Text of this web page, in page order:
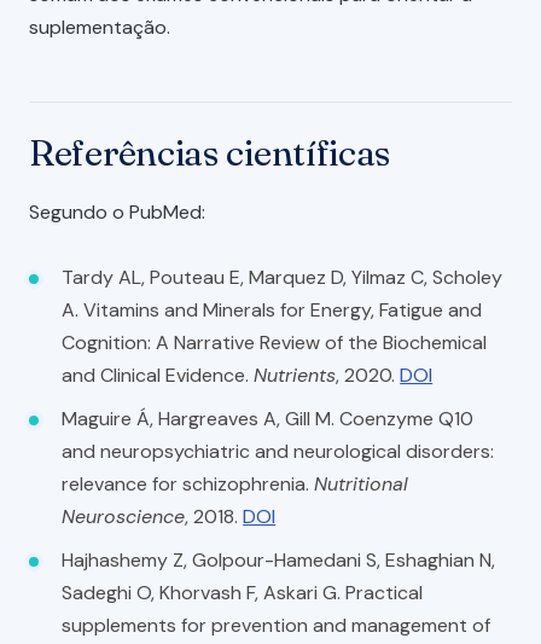
suplementação.
Referências científicas
Segundo o PubMed:
Tardy AL, Pouteau E, Marquez D, Yilmaz C, Scholey
A. Vitamins and Minerals for Energy, Fatigue and
Cognition: A Narrative Review of the Biochemical
and Clinical Evidence.Nutrients, 2020.DOI
Maguire Á, Hargreaves A, Gill M. Coenzyme Q10
and neuropsychiatric and neurological disorders:
relevance for schizophrenia.Nutritional
Neuroscience, 2018.DOI
Hajhashemy Z, Golpour-Hamedani S, Eshaghian N,
Sadeghi O, Khorvash F, Askari G. Practical
supplements for prevention and management of